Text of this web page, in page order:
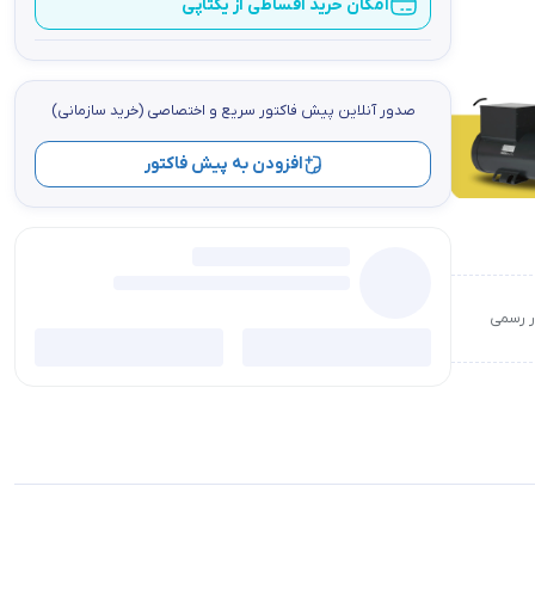
رسمی
امکان خرید اقساطی از یکتاپی
صدور آنلاین پيش فاكتور سریع و اختصاصي (خرید سازمانی)
افزودن به پیش فاکتور